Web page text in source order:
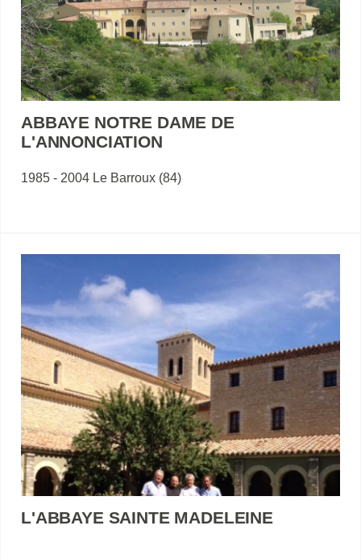
ABBAYE NOTRE DAME DE
L'ANNONCIATION
1985 - 2004 Le Barroux (84)
L'ABBAYE SAINTE MADELEINE